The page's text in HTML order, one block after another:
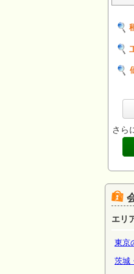
さら
エリ
東京
茨城